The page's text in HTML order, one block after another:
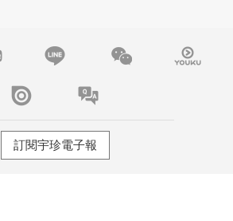
訂閱宇珍電子報